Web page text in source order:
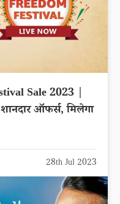
Sale 2023 |
ऑफर्स, मिलेगा
28th Jul 2023